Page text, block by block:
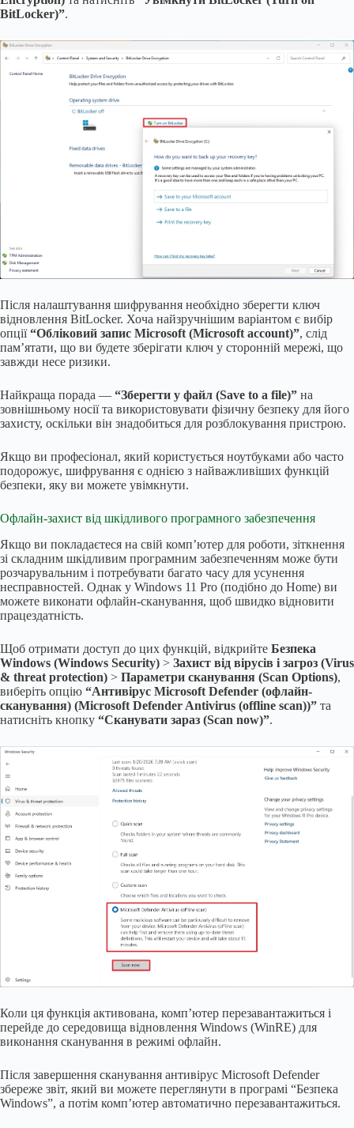
BitLocker)”.
Після налаштування шифрування необхідно зберегти ключ
відновлення BitLocker. Хоча найзручнішим варіантом є вибір
опції“Обліковий запис Microsoft (Microsoft account)”, слід
пам’ятати, що ви будете зберігати ключ у сторонній мережі, що
завжди несе ризики.
Найкраща порада — “Зберегти у файл (Save to a file)” на
зовнішньому носії та використовувати фізичну безпеку для його
захисту, оскільки він знадобиться для розблокування пристрою.
Якщо ви професіонал, який користується ноутбуками або часто
подорожує, шифрування є однією з найважливіших функцій
безпеки, яку ви можете увімкнути.
Офлайн-захист від шкідливого програмного забезпечення
Якщо ви покладаєтеся на свій комп’ютер для роботи, зіткнення
зі складним шкідливим програмним забезпеченням може бути
розчарувальним і потребувати багато часу для усунення
несправностей. Однак у Windows 11 Pro (подібно до Home) ви
можете виконати офлайн-сканування, щоб швидко відновити
працездатність.
Щоб отримати доступ до цих функцій, відкрийте Безпека
Windows (Windows Security) > Захист від вірусів і загроз (Virus
& threat protection) > Параметри сканування (Scan Options),
виберіть опцію “Антивірус Microsoft Defender (офлайн-
сканування) (Microsoft Defender Antivirus (offline scan))” та
натисніть кнопку “Сканувати зараз (Scan now)”.
Коли ця функція активована, комп’ютер перезавантажиться і
перейде до середовища відновлення Windows (WinRE) для
виконання сканування в режимі офлайн.
Після завершення сканування антивірус Microsoft Defender
збереже звіт, який ви можете переглянути в програмі “Безпека
Windows”, а потім комп’ютер автоматично перезавантажиться.